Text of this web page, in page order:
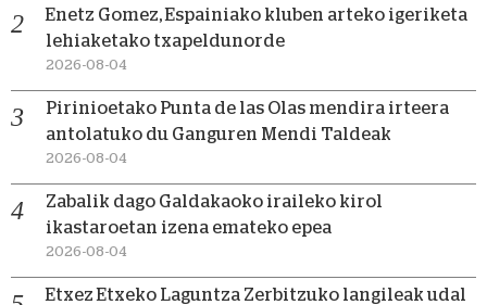
Enetz Gomez, Espainiako kluben arteko igeriketa
lehiaketako txapeldunorde
2026-08-04
Pirinioetako Punta de las Olas mendira irteera
antolatuko du Ganguren Mendi Taldeak
2026-08-04
Zabalik dago Galdakaoko iraileko kirol
ikastaroetan izena emateko epea
2026-08-04
Etxez Etxeko Laguntza Zerbitzuko langileak udal